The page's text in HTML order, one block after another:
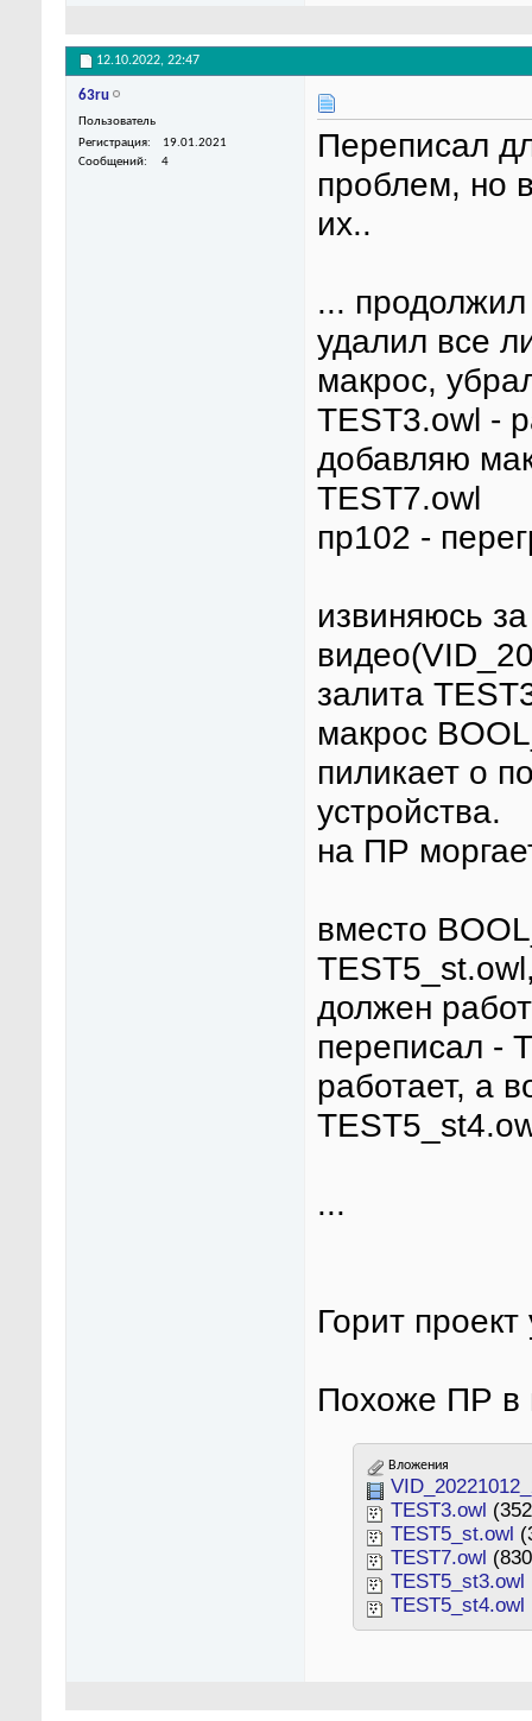
12.10.2022, 22:47
63ru
Пользователь
Регистрация
19.01.2021
Сообщений
4
Переписал
проблем, но
их..
...
удалил все
макрос,
TEST3.owl -
добавляю
TEST7.owl
пр102 -
извиняюсь
залита
макрос
пиликает о
устройства.
на ПР
вместо
должен
переписал -
работает, а
...
Горит
Похоже ПР в
Вложения
TEST3.owl
TEST5_st.owl
TEST7.owl
TEST5_st3.owl
TEST5_st4.owl